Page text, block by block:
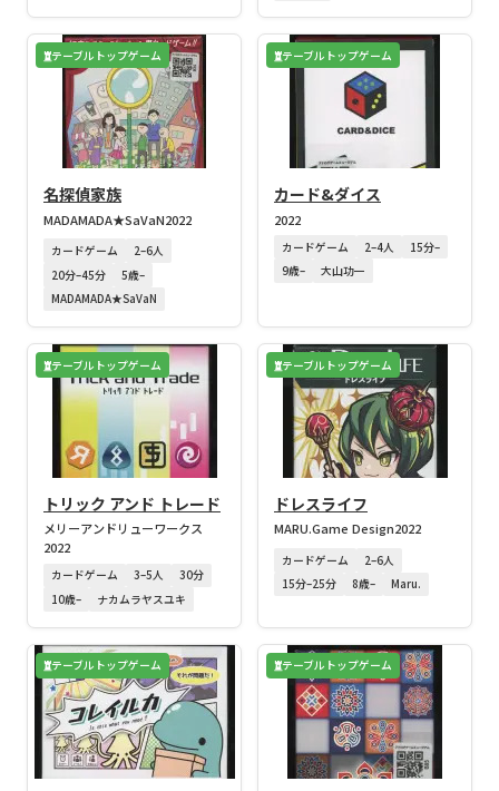
テーブルトップゲーム
名探偵家族
MADAMADA★SaVaN2022
カードゲーム
2–6人
20分–45分
5歳–
MADAMADA★SaVaN
テーブルトップゲーム
カード&ダイス
2022
カードゲーム 2–4人
15分–
9歳–
大山功一
テーブルトップゲーム
トリック アンド トレード
メリーアンドリューワークス
2022
カードゲーム 3–5人
30分
10歳–
ナカムラヤスユキ
テーブルトップゲーム
ドレスライフ
MARU.Game Design2022
カードゲーム
2–6人
15分–25分
8歳– Maru.
テーブルトップゲーム テーブルトップゲーム